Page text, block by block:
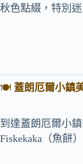
秋色點綴，特別
🍽️ 蓋朗厄爾小鎮
到達蓋朗厄爾小
Fiskekaka（魚餅）